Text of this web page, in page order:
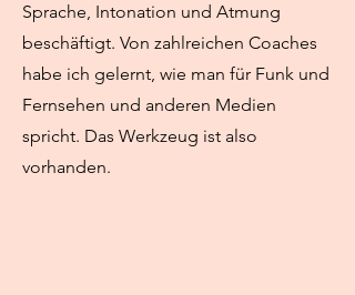
Sprache, Intonation und Atmung
beschäftigt. Von zahlreichen Coaches
habe ich gelernt, wie man für Funk und
Fernsehen und anderen Medien
spricht. Das Werkzeug ist also
vorhanden.